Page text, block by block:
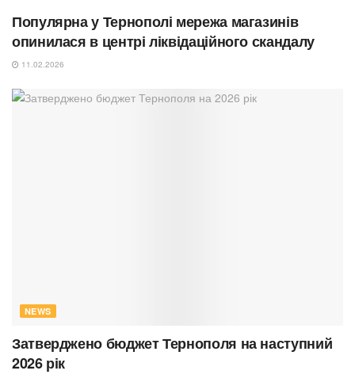
Популярна у Тернополі мережа магазинів
опинилася в центрі ліквідаційного скандалу
11.02.2026
NEWS
Затверджено бюджет Тернополя на наступний
2026 рік